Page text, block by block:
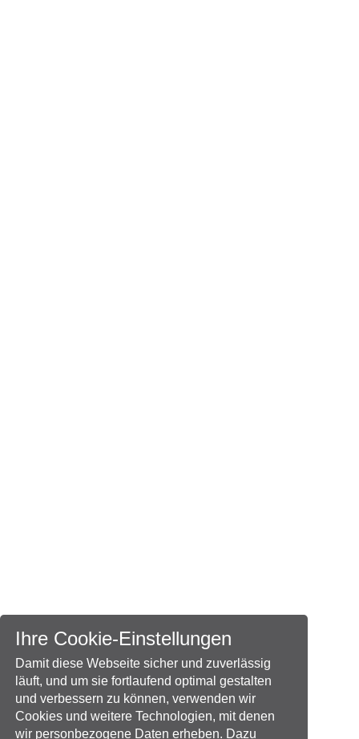
Ihre Cookie-Einstellungen
Damit diese Webseite sicher und zuverlässig
läuft, und um sie fortlaufend optimal gestalten
und verbessern zu können, verwenden wir
Cookies und weitere Technologien, mit denen
wir personbezogene Daten erheben. Dazu